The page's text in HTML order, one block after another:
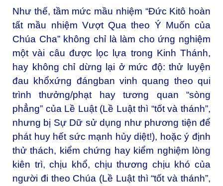
Như thế, tầm mức mầu nhiệm “Đức Kitô hoàn
tất mầu nhiệm Vượt Qua theo Ý Muốn của
Chúa Cha” không chỉ là làm cho ứng nghiệm
một vài câu được lọc lựa trong Kinh Thánh,
hay không chỉ dừng lại ở mức độ: thử luyện
đau khổxứng đángban vinh quang theo qui
trình thưởng/phạt hay tương quan “sòng
phẳng” của Lề Luật (Lề Luật thì “tốt và thánh”,
nhưng bị Sự Dữ sử dụng như phương tiện để
phát huy hết sức mạnh hủy diệt!), hoặc ý định
thử thách, kiểm chứng hay kiểm nghiệm lòng
kiên trì, chịu khổ, chịu thương chịu khó của
người đi theo Chúa (Lề Luật thì “tốt và thánh”,